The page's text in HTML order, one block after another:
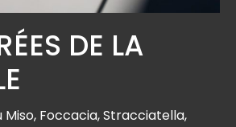
DE LA
Miso, Foccacia, Stracciatella,